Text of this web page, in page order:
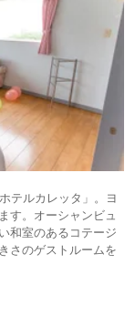
テルカレッタ」。ヨ
す。オーシャンビュ
和室のあるコテージ
さのゲストルームを